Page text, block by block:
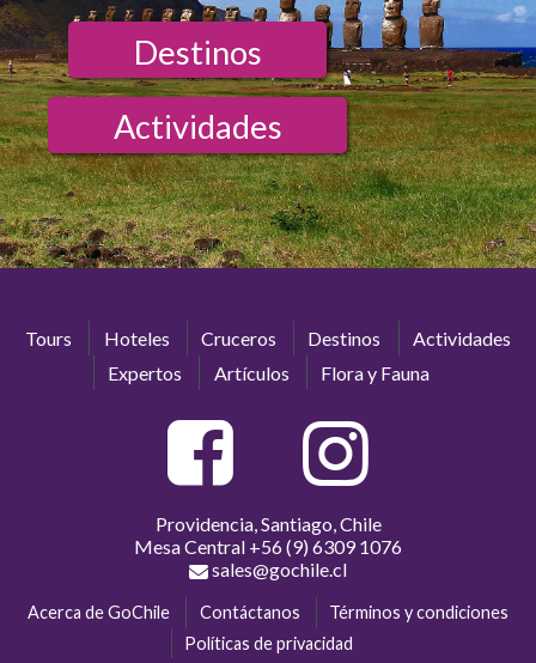
Destinos
Actividades
Tours Hoteles Cruceros Destinos
Actividades
Expertos
Artículos Flora y Fauna
Providencia, Santiago, Chile
Mesa Central +56 (9) 6309 1076
sales@gochile.cl
Acerca de GoChile Contáctanos
Términos y condiciones
Políticas de privacidad